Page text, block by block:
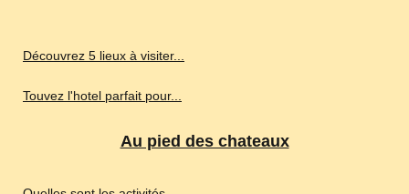
Découvrez 5 lieux à visiter...
Touvez l'hotel parfait pour...
Au pied des chateaux